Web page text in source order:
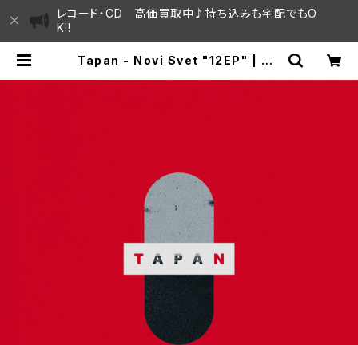
レコード・CD 高価買取中♪持ち込みも宅配でもO
K!!
Tapan - Novi Svet "12EP" | SA